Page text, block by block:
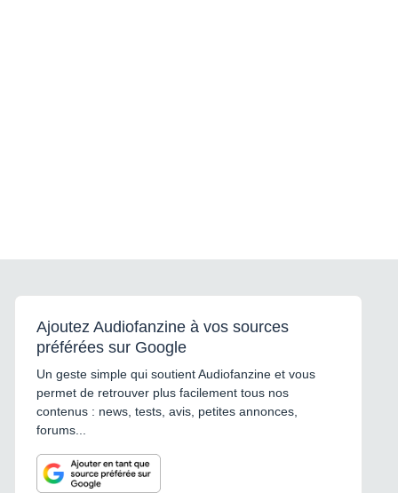
Ajoutez Audiofanzine à vos sources
préférées sur Google
Un geste simple qui soutient Audiofanzine et vous
permet de retrouver plus facilement tous nos
contenus : news, tests, avis, petites annonces,
forums...